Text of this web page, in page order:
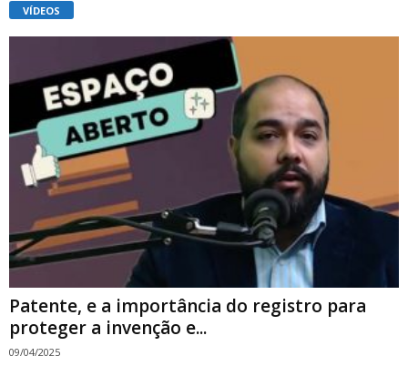
VÍDEOS
Patente, e a importância do registro para
proteger a invenção e...
09/04/2025